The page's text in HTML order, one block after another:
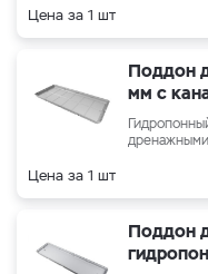
Цена за 1 шт
Поддон
мм с
Цена за 1 шт
Поддон